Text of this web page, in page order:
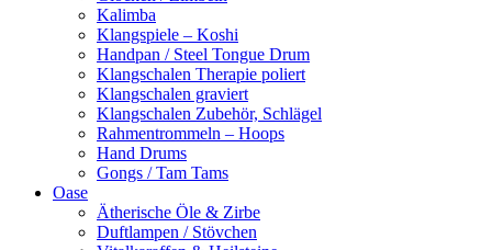
Kalimba
Klangspiele – Koshi
Handpan / Steel Tongue Drum
Klangschalen Therapie poliert
Klangschalen graviert
Klangschalen Zubehör, Schlägel
Rahmentrommeln – Hoops
Hand Drums
Gongs / Tam Tams
Oase
Ätherische Öle & Zirbe
Duftlampen / Stövchen